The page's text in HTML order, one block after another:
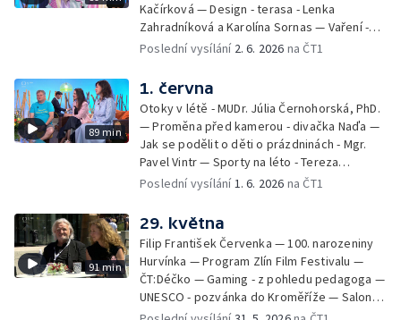
Kačírková — Design - terasa - Lenka
Zahradníková a Karolína Sornas — Vaření -
jahody - Simona Machurová — Letní sporty -
— Batohy do školy i na prázdniny - Mirka
Belhová — Pramen - Ivan Ostrochovský
Poslední vysílání 2. 6. 2026 na ČT1
89 min
1. června
Otoky v létě - MUDr. Júlia Černohorská, PhD.
— Proměna před kamerou - divačka Naďa —
Jak se podělit o děti o prázdninách - Mgr.
Pavel Vintr — Sporty na léto - Tereza
Michalová — Černé ovce — Změny v
v Českém ráji - Tomáš Jeřábek, Magdalena
Borová, Eva Váchová
Poslední vysílání1. 6. 2026 na ČT1
91 min
29. května
Filip František Červenka — 100. narozeniny
Hurvínka — Program Zlín Film Festivalu —
ČT:Déčko — Gaming - z pohledu pedagoga —
UNESCO - pozvánka do Kroměříže — Salon
filmových klapek